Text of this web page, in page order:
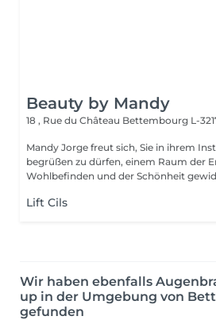
Beauty by Mandy
18 , Rue du Château Bettembourg L-
Mandy Jorge freut sich, Sie in ihrem
begrüßen zu dürfen, einem Raum der
Wohlbefinden und der Schönheit
Lift Cils
Wir haben ebenfalls
up in der Umgebung von
gefunden